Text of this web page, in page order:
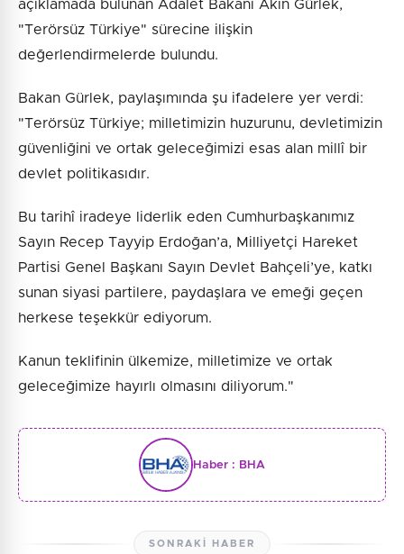
açıklamada bulunan Adalet Bakanı Akın Gürlek,
"Terörsüz Türkiye" sürecine ilişkin
değerlendirmelerde bulundu.
Bakan Gürlek, paylaşımında şu ifadelere yer verdi:
"Terörsüz Türkiye; milletimizin huzurunu, devletimizin
güvenliğini ve ortak geleceğimizi esas alan millî bir
devlet politikasıdır.
Bu tarihî iradeye liderlik eden Cumhurbaşkanımız
Sayın Recep Tayyip Erdoğan’a, Milliyetçi Hareket
Partisi Genel Başkanı Sayın Devlet Bahçeli’ye, katkı
sunan siyasi partilere, paydaşlara ve emeği geçen
herkese teşekkür ediyorum.
Kanun teklifinin ülkemize, milletimize ve ortak
geleceğimize hayırlı olmasını diliyorum."
Haber : BHA
SONRAKI HABER